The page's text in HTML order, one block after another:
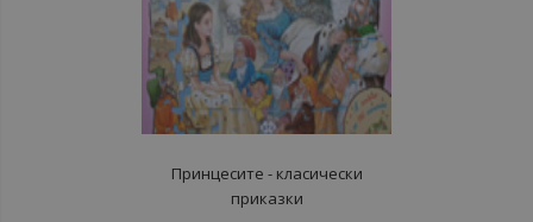
Принцесите - класически
приказки